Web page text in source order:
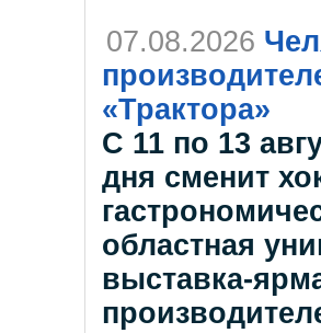
07.08.2026
«Трактора»
С 11 по 13
дня сменит
областная
выставка-